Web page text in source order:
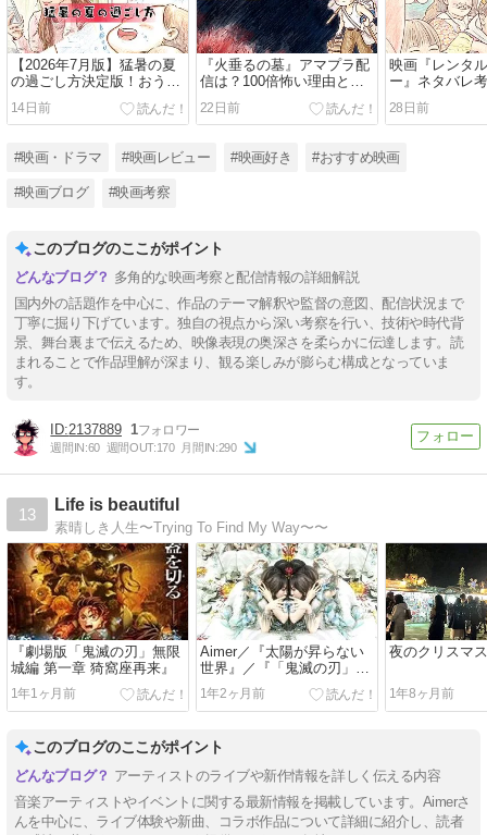
【2026年7月版】猛暑の夏
の過ごし方決定版！おうち
時間が劇的に変わる動画配
信サービス比較と視聴ガイ
14日前
『火垂るの墓』アマプラ配
信は？100倍怖い理由と
3000円の謎
22日前
映画『レンタ
ー』ネタバレ
配信はどこで
28日前
#映画・ドラマ #映画レビュー #映画好き #おすすめ映画
#映画ブログ #映画考察
このブログのここがポイント
多角的な映画考察と配信情報の詳細解説
国内外の話題作を中心に、作品のテーマ解釈や監督の意図、配信状況まで
丁寧に掘り下げています。独自の視点から深い考察を行い、技術や時代背
景、舞台裏まで伝えるため、映像表現の奥深さを柔らかに伝達します。読
まれることで作品理解が深まり、観る楽しみが膨らむ構成となっていま
す。
2137889 1
週間IN:60 週間OUT:170 月間IN:290
13
Life is beautiful
素晴しき人生〜Trying To Find My Way〜〜
『劇場版「鬼滅の刃」無限
城編 第一章 猗窩座再来』
1年1ヶ月前
Aimer／『太陽が昇らない
世界』／『「鬼滅の刃」無
限城編』
1年2ヶ月前
夜のクリスマ
1年8ヶ月前
このブログのここがポイント
アーティストのライブや新作情報を詳しく伝える内容
音楽アーティストやイベントに関する最新情報を掲載しています。Aimerさ
んを中心に、ライブ体験や新曲、コラボ作品について詳細に紹介し、読者